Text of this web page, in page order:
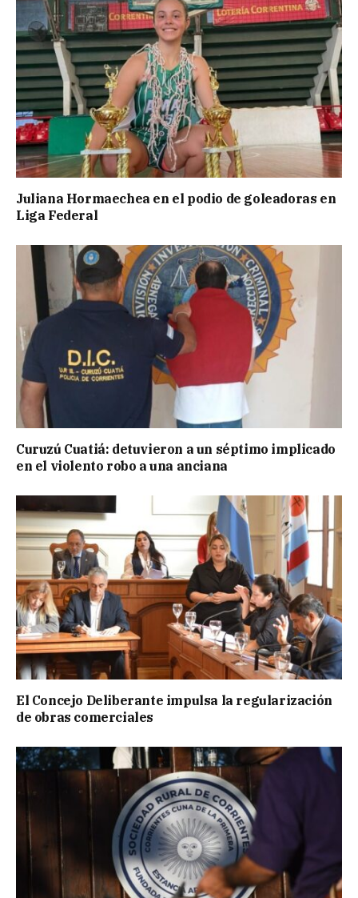
Juliana Hormaechea en el podio de goleadoras en
Liga Federal
Curuzú Cuatiá: detuvieron a un séptimo implicado
en el violento robo a una anciana
El Concejo Deliberante impulsa la regularización
de obras comerciales